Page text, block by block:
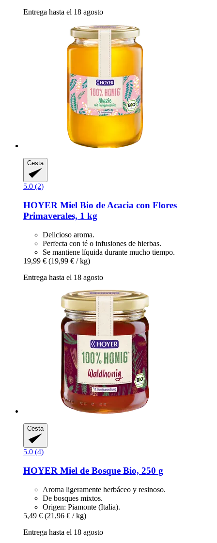
Entrega hasta el 18 agosto
Cesta
5.0 (2)
HOYER Miel Bio de Acacia con Flores
Primaverales, 1 kg
Delicioso aroma.
Perfecta con té o infusiones de hierbas.
Se mantiene líquida durante mucho tiempo.
19,99 € (19,99 € / kg)
Entrega hasta el 18 agosto
Cesta
5.0 (4)
HOYER Miel de Bosque Bio, 250 g
Aroma ligeramente herbáceo y resinoso.
De bosques mixtos.
Origen: Piamonte (Italia).
5,49 € (21,96 € / kg)
Entrega hasta el 18 agosto